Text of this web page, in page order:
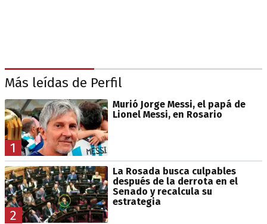
Más leídas de Perfil
1
Murió Jorge Messi, el papá de
Lionel Messi, en Rosario
2
La Rosada busca culpables
después de la derrota en el
Senado y recalcula su
estrategia